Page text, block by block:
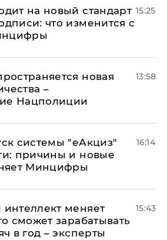
на новый стандарт
что изменится с
15:25
новая
–
Нацполиции
13:58
системы "еАкциз"
причины и новые
Минцифры
16:14
меняет
сможет зарабатывать
в год – эксперты
15:43